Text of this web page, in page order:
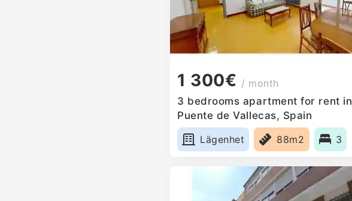
1 300€ / month
3 bedrooms apartment for rent in
Puente de Vallecas, Spain
Lägenhet
88m2 3